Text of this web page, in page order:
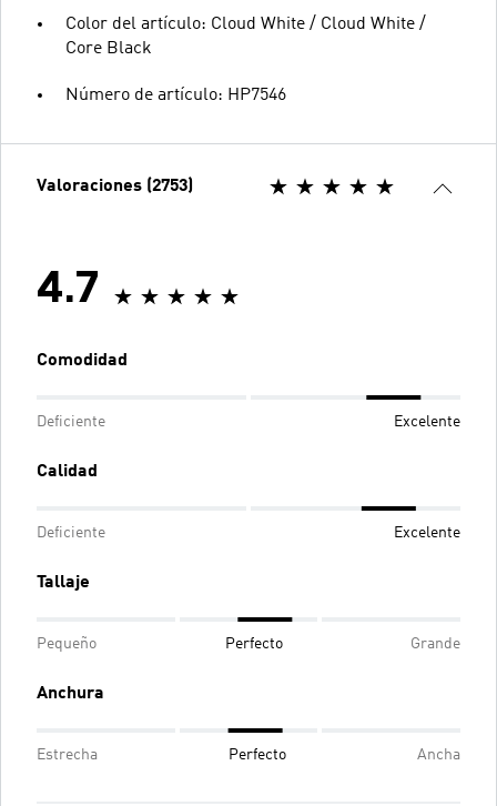
Color del artículo: Cloud White / Cloud White /
Core Black
Número de artículo: HP7546
Valoraciones (2753)
4.7
Comodidad
Deficiente Excelente
Calidad
Deficiente Excelente
Tallaje
Pequeño Perfecto Grande
Anchura
Estrecha Perfecto Ancha